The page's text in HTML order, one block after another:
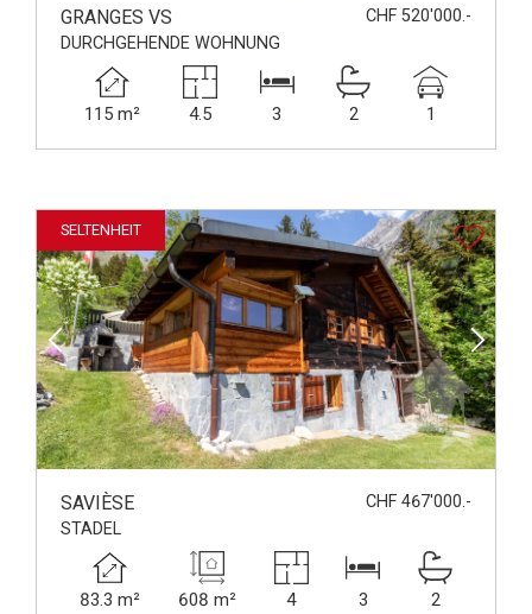
GRANGES VS
CHF 520'000.-
DURCHGEHENDE WOHNUNG
115 m² 4.5 3 2 1
SELTENHEIT
SAVIÈSE
CHF 467'000.-
STADEL
83.3 m² 608 m² 4 3 2